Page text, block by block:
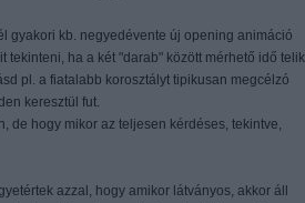
gyakori kb. negyedévente új opening animáció
tekinteni, ha a két "darab" között mérhető idő telik
pl. a fiatalabb korosztályt tipikusan megcélzó
keresztül fut.
de hogy mikor az teljesen kérdéses, tekintve,
azzal, hogy amikor látványos, akkor áll